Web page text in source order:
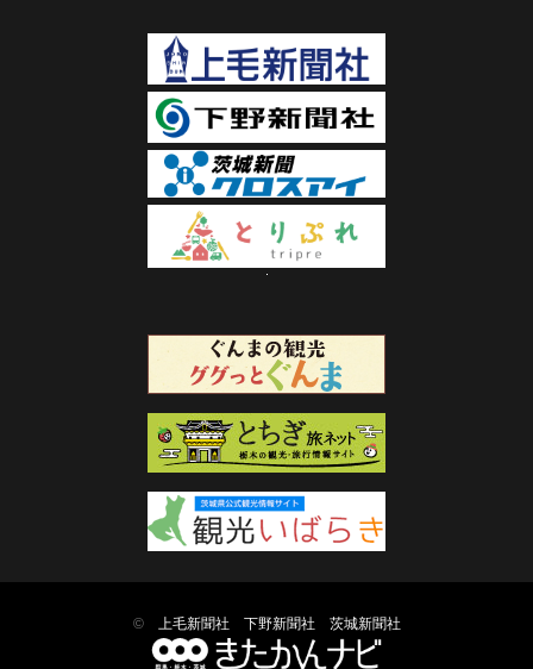
© 上毛新聞社 下野新聞社 茨城新聞社